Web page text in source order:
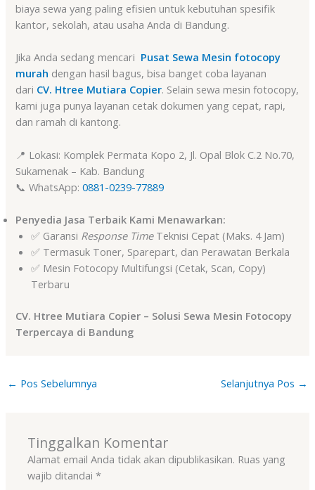
biaya sewa yang paling efisien untuk kebutuhan spesifik
kantor, sekolah, atau usaha Anda di Bandung.
Jika Anda sedang mencari Pusat Sewa Mesin fotocopy
murah dengan hasil bagus, bisa banget coba layanan
dari CV. Htree Mutiara Copier. Selain sewa mesin fotocopy,
kami juga punya layanan cetak dokumen yang cepat, rapi,
dan ramah di kantong.
📍 Lokasi: Komplek Permata Kopo 2, Jl. Opal Blok C.2 No.70,
Sukamenak – Kab. Bandung
📞 WhatsApp:0881-0239-77889
Penyedia Jasa Terbaik Kami Menawarkan:
✅ Garansi Response TimeTeknisi Cepat (Maks. 4 Jam)
✅ Termasuk Toner, Sparepart, dan Perawatan Berkala
✅ Mesin Fotocopy Multifungsi (Cetak, Scan, Copy)
Terbaru
CV. Htree Mutiara Copier – Solusi Sewa Mesin Fotocopy
Terpercaya di Bandung
← Pos Sebelumnya Selanjutnya Pos →
Tinggalkan Komentar
Alamat email Anda tidak akan dipublikasikan. Ruas yang
wajib ditandai*